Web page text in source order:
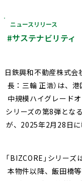
グル
会社
高級
マン
ホテ
農業
ステ
エン
地球
社会
ガバ
高度
業績
有価
採用情報
ニュースリリース
#サステナビリティ
日鉄興和不動産株式会
長：三輪 正浩）は、
中規模ハイグレードオ
シリーズの第8弾となる
が、2025年2月28日に
「BIZCORE」シリー
本物件以降、飯田橋